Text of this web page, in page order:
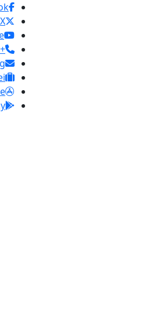
X
+20 2 25970400